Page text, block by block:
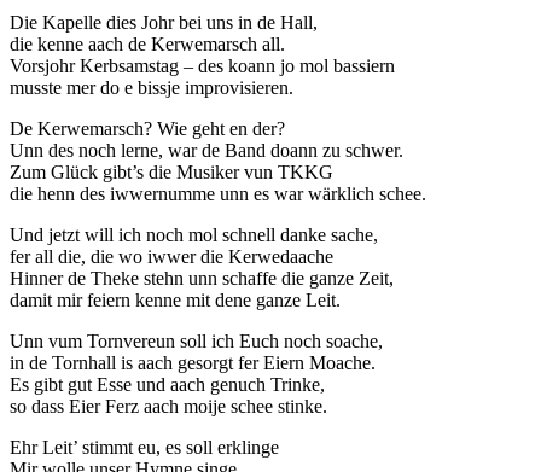
Die Kapelle dies Johr bei uns in de Hall,
die kenne aach de Kerwemarsch all.
Vorsjohr Kerbsamstag – des koann jo mol bassiern
musste mer do e bissje improvisieren.
De Kerwemarsch? Wie geht en der?
Unn des noch lerne, war de Band doann zu schwer.
Zum Glück gibt’s die Musiker vun TKKG
die henn des iwwernumme unn es war wärklich schee.
Und jetzt will ich noch mol schnell danke sache,
fer all die, die wo iwwer die Kerwedaache
Hinner de Theke stehn unn schaffe die ganze Zeit,
damit mir feiern kenne mit dene ganze Leit.
Unn vum Tornvereun soll ich Euch noch soache,
in de Tornhall is aach gesorgt fer Eiern Moache.
Es gibt gut Esse und aach genuch Trinke,
so dass Eier Ferz aach moije schee stinke.
Ehr Leit’ stimmt eu, es soll erklinge